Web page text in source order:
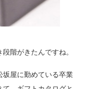
階がきたんですね。
屋に勤めている卒業